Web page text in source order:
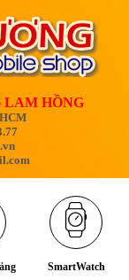
LAM HỒNG
SmartWatch